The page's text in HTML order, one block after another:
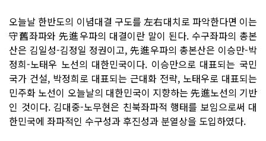
오늘날 한반도의 이념대결 구도를 左右대치로 파악한다면 이는
守舊좌파와 先進우파의 대결이란 말이 된다. 수구좌파의 총본
산은 김일성-김정일 정권이고, 先進우파의 총본산은 이승만-박
정희-노태우 노선의 대한민국이다. 이승만으로 대표되는 국민
국가 건설, 박정희로 대표되는 근대화 전략, 노태우로 대표되는
민주화 노선이 오늘날의 대한민국이 지향하는 先進노선의 기반
인 것이다. 김대중-노무현은 친북좌파적 행태를 보임으로써 대
한민국에 좌파적인 수구성과 후진성과 분열상을 도입하였다.